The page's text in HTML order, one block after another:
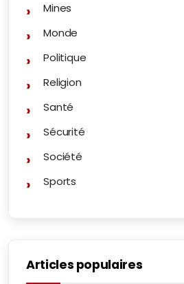
Mines
Monde
Politique
Religion
Santé
Sécurité
Société
Sports
Articles populaires